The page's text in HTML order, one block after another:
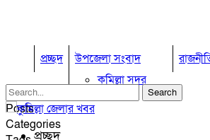
প্রচ্ছদ
উপজেলা সংবাদ
কুমিল্লা সদর
কুমিল্লা সদর দক্ষিণ
Posts
Categories
প্রচ্ছদ